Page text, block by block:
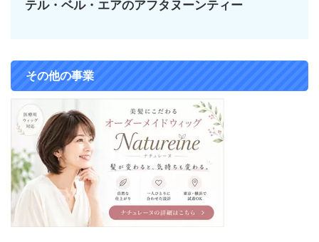
テル・ベル・エアのアフタヌーンティー
その他の事業